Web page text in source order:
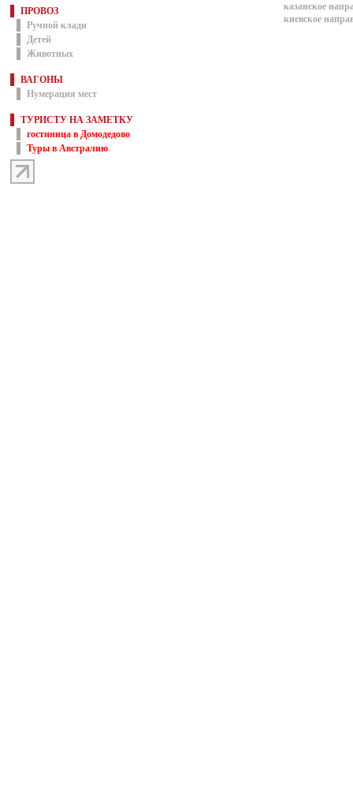
ПРОВОЗ
Ручной клади
Детей
Животных
ВАГОНЫ
Нумерация мест
ТУРИСТУ НА ЗАМЕТКУ
гостиница в Домодедово
Туры в Австралию
казанское
киевское